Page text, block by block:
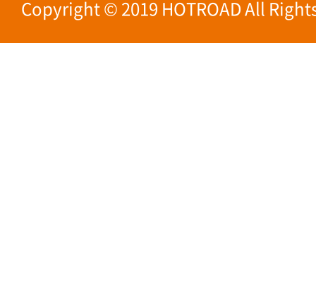
Copyright © 2019 HOTROAD All